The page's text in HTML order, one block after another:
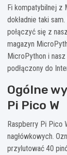
Fi kompatybilnej z
dokładnie taki
połączyć się z
magazyn
MicroPython i
podłączony do
Ogólne
Pi Pico W
Raspberry Pi Pico
nagłówkowych.
przylutować 40